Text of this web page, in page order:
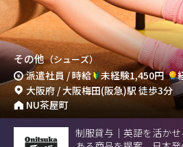
その他（シューズ）
派遣社員 / 時給 未経験1,450円
大阪府 / 大阪梅田(阪急)駅 徒歩3分
NU茶屋町
制服貸与｜英語を活か